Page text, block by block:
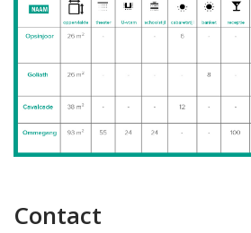
Contact